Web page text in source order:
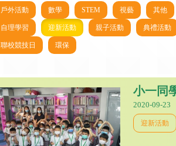
戶外活動 數學 STEM 視藝 其他
自理學習 迎新活動 親子活動 典禮活動
聯校競技日 環保
小一同
2020-09-23
迎新活動